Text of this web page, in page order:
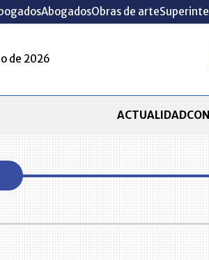
AbogadosObras de arte
de 2026
ACTUALIDAD